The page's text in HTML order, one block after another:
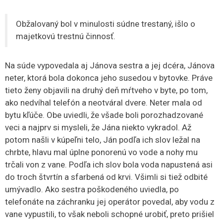
Obžalovaný bol v minulosti súdne trestaný, išlo o
majetkovú trestnú činnosť.
Na súde vypovedala aj Jánova sestra a jej dcéra, Jánova
neter, ktorá bola dokonca jeho susedou v bytovke. Práve
tieto ženy objavili na druhý deň mŕtveho v byte, po tom,
ako nedvíhal telefón a neotváral dvere. Neter mala od
bytu kľúče. Obe uviedli, že všade boli porozhadzované
veci a najprv si mysleli, že Jána niekto vykradol. Až
potom našli v kúpeľni telo, Ján podľa ich slov ležal na
chrbte, hlavu mal úplne ponorenú vo vode a nohy mu
trčali von z vane. Podľa ich slov bola voda napustená asi
do troch štvrtín a sfarbená od krvi. Všimli si tiež odbité
umývadlo. Ako sestra poškodeného uviedla, po
telefonáte na záchranku jej operátor povedal, aby vodu z
vane vypustili, to však neboli schopné urobiť, preto prišiel